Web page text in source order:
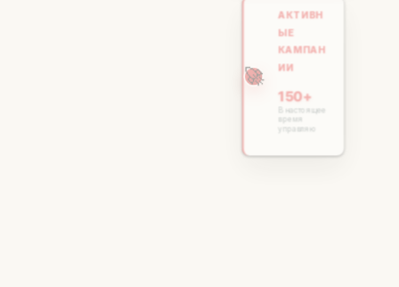
🚀
АКТИВН
ЫЕ
КАМПАН
ИИ
150+
В настоящее
время
управляю